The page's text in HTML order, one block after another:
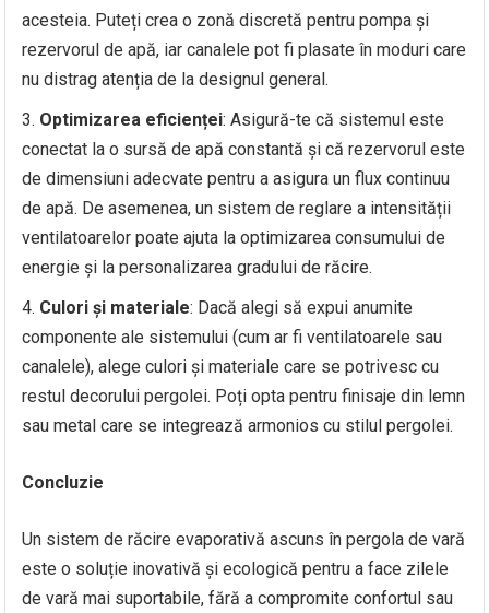
acesteia. Puteți crea o zonă discretă pentru pompa și
rezervorul de apă, iar canalele pot fi plasate în moduri care
nu distrag atenția de la designul general.
Optimizarea eficienței: Asigură-te că sistemul este
conectat la o sursă de apă constantă și că rezervorul este
de dimensiuni adecvate pentru a asigura un flux continuu
de apă. De asemenea, un sistem de reglare a intensității
ventilatoarelor poate ajuta la optimizarea consumului de
energie și la personalizarea gradului de răcire.
Culori și materiale: Dacă alegi să expui anumite
componente ale sistemului (cum ar fi ventilatoarele sau
canalele), alege culori și materiale care se potrivesc cu
restul decorului pergolei. Poți opta pentru finisaje din lemn
sau metal care se integrează armonios cu stilul pergolei.
Concluzie
Un sistem de răcire evaporativă ascuns în pergola de vară
este o soluție inovativă și ecologică pentru a face zilele
de vară mai suportabile, fără a compromite confortul sau